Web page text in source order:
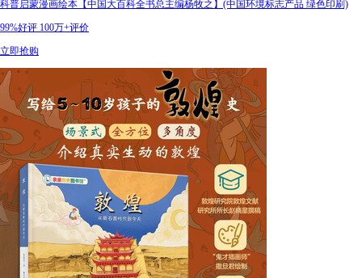
科普启蒙漫画绘本【中国大百科全书总主编杨牧之】(中国环境标志产品 绿色印刷)
99%好评 100万+评价
立即抢购